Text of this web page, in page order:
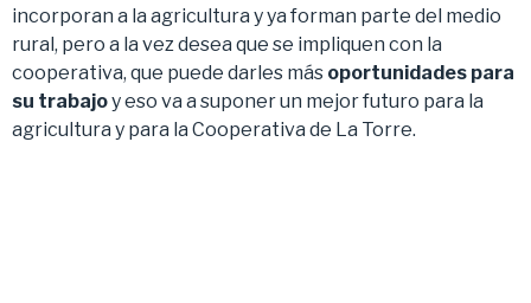
incorporan a la agricultura y ya forman parte del medio
rural, pero a la vez desea que se impliquen con la
cooperativa, que puede darles más oportunidades para
su trabajoy eso va a suponer un mejor futuro para la
agricultura y para la Cooperativa de La Torre.